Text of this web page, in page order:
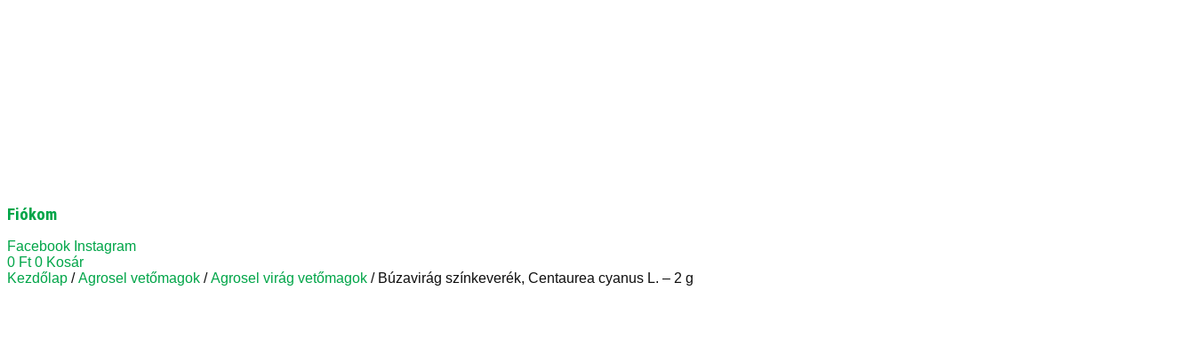
Fiókom
Facebook Instagram
0 Ft 0 Kosár
Kezdőlap /Agrosel vetőmagok /Agrosel virág vetőmagok / Búzavirág színkeverék, Centaurea cyanus L. – 2 g